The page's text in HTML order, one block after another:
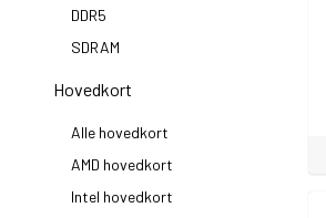
DDR5
SDRAM
Hovedkort
Alle hovedkort
AMD hovedkort
Intel hovedkort